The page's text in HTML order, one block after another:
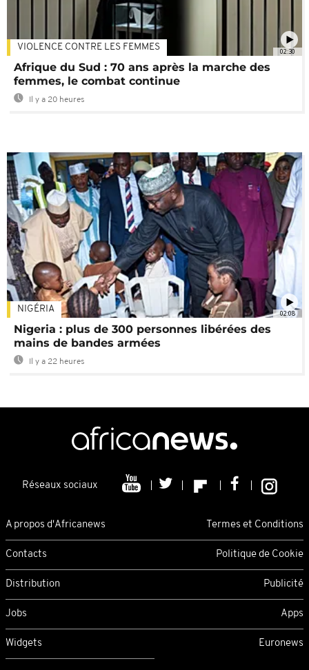
02:30
VIOLENCE CONTRE LES FEMMES
Afrique du Sud : 70 ans après la marche des
femmes, le combat continue
Il y a 20 heures
02:08
NIGÉRIA
Nigeria : plus de 300 personnes libérées des
mains de bandes armées
Il y a 22 heures
Réseaux sociaux
A propos d'Africanews Termes et Conditions
Contacts Politique de Cookie
Distribution Publicité
Jobs Apps
Widgets Euronews